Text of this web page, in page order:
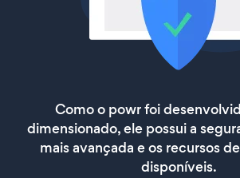
Como o powr foi
dimensionado, ele possui a
mais avançada e os recursos
disponíveis.